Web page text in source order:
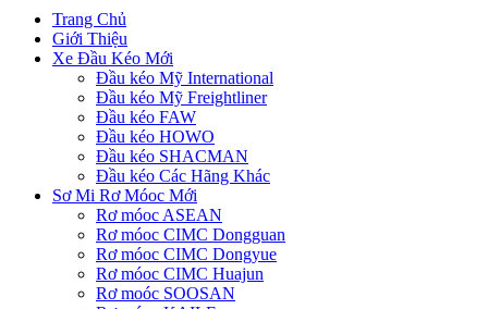
Trang Chủ
Giới Thiệu
Xe Đầu Kéo Mới
Đầu kéo Mỹ International
Đầu kéo Mỹ Freightliner
Đầu kéo FAW
Đầu kéo HOWO
Đầu kéo SHACMAN
Đầu kéo Các Hãng Khác
Sơ Mi Rơ Móoc Mới
Rơ móoc ASEAN
Rơ móoc CIMC Dongguan
Rơ móoc CIMC Dongyue
Rơ móoc CIMC Huajun
Rơ moóc SOOSAN